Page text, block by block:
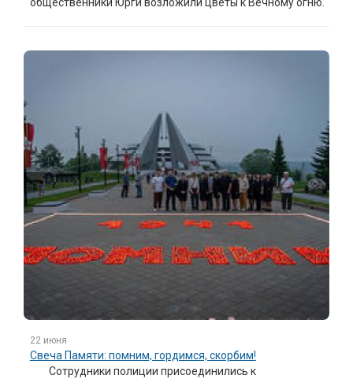
22 июня
Свеча Памяти: помним, гордимся, скорбим!
Сотрудники полиции присоединились к